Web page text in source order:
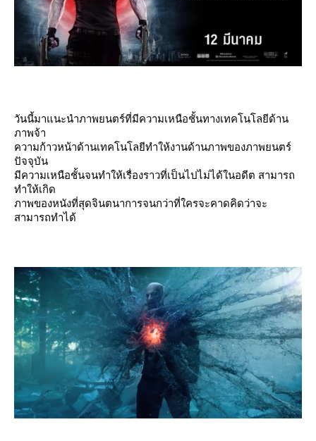
วันนี้มาแนะนำภาพยนตร์ที่มีความเหนือชั้นทางเทคโนโลยีด้าน
ภาพจ้า
ความก้าวหน้าด้านเทคโนโลยีทำให้งานด้านภาพของภาพยนตร์
ปัจจุบัน
มีความเหนือชั้นจนทำให้เรื่องราวที่เป็นไปไม่ได้ในอดีต สามารถ
ทำให้เกิด
ภาพของหนังที่สุดจินตนาการจนกว่าที่ใครจะคาดคิดว่าจะ
สามารถทำได้